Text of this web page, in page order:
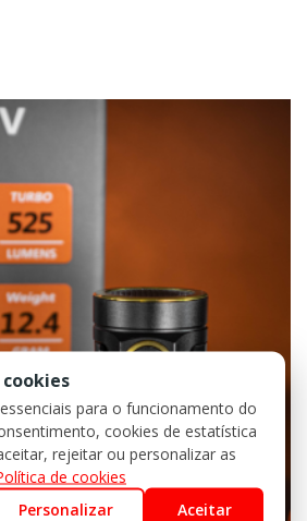
para o funcionamento do
cookies de estatística
rejeitar ou personalizar as
de cookies
Personalizar Aceitar